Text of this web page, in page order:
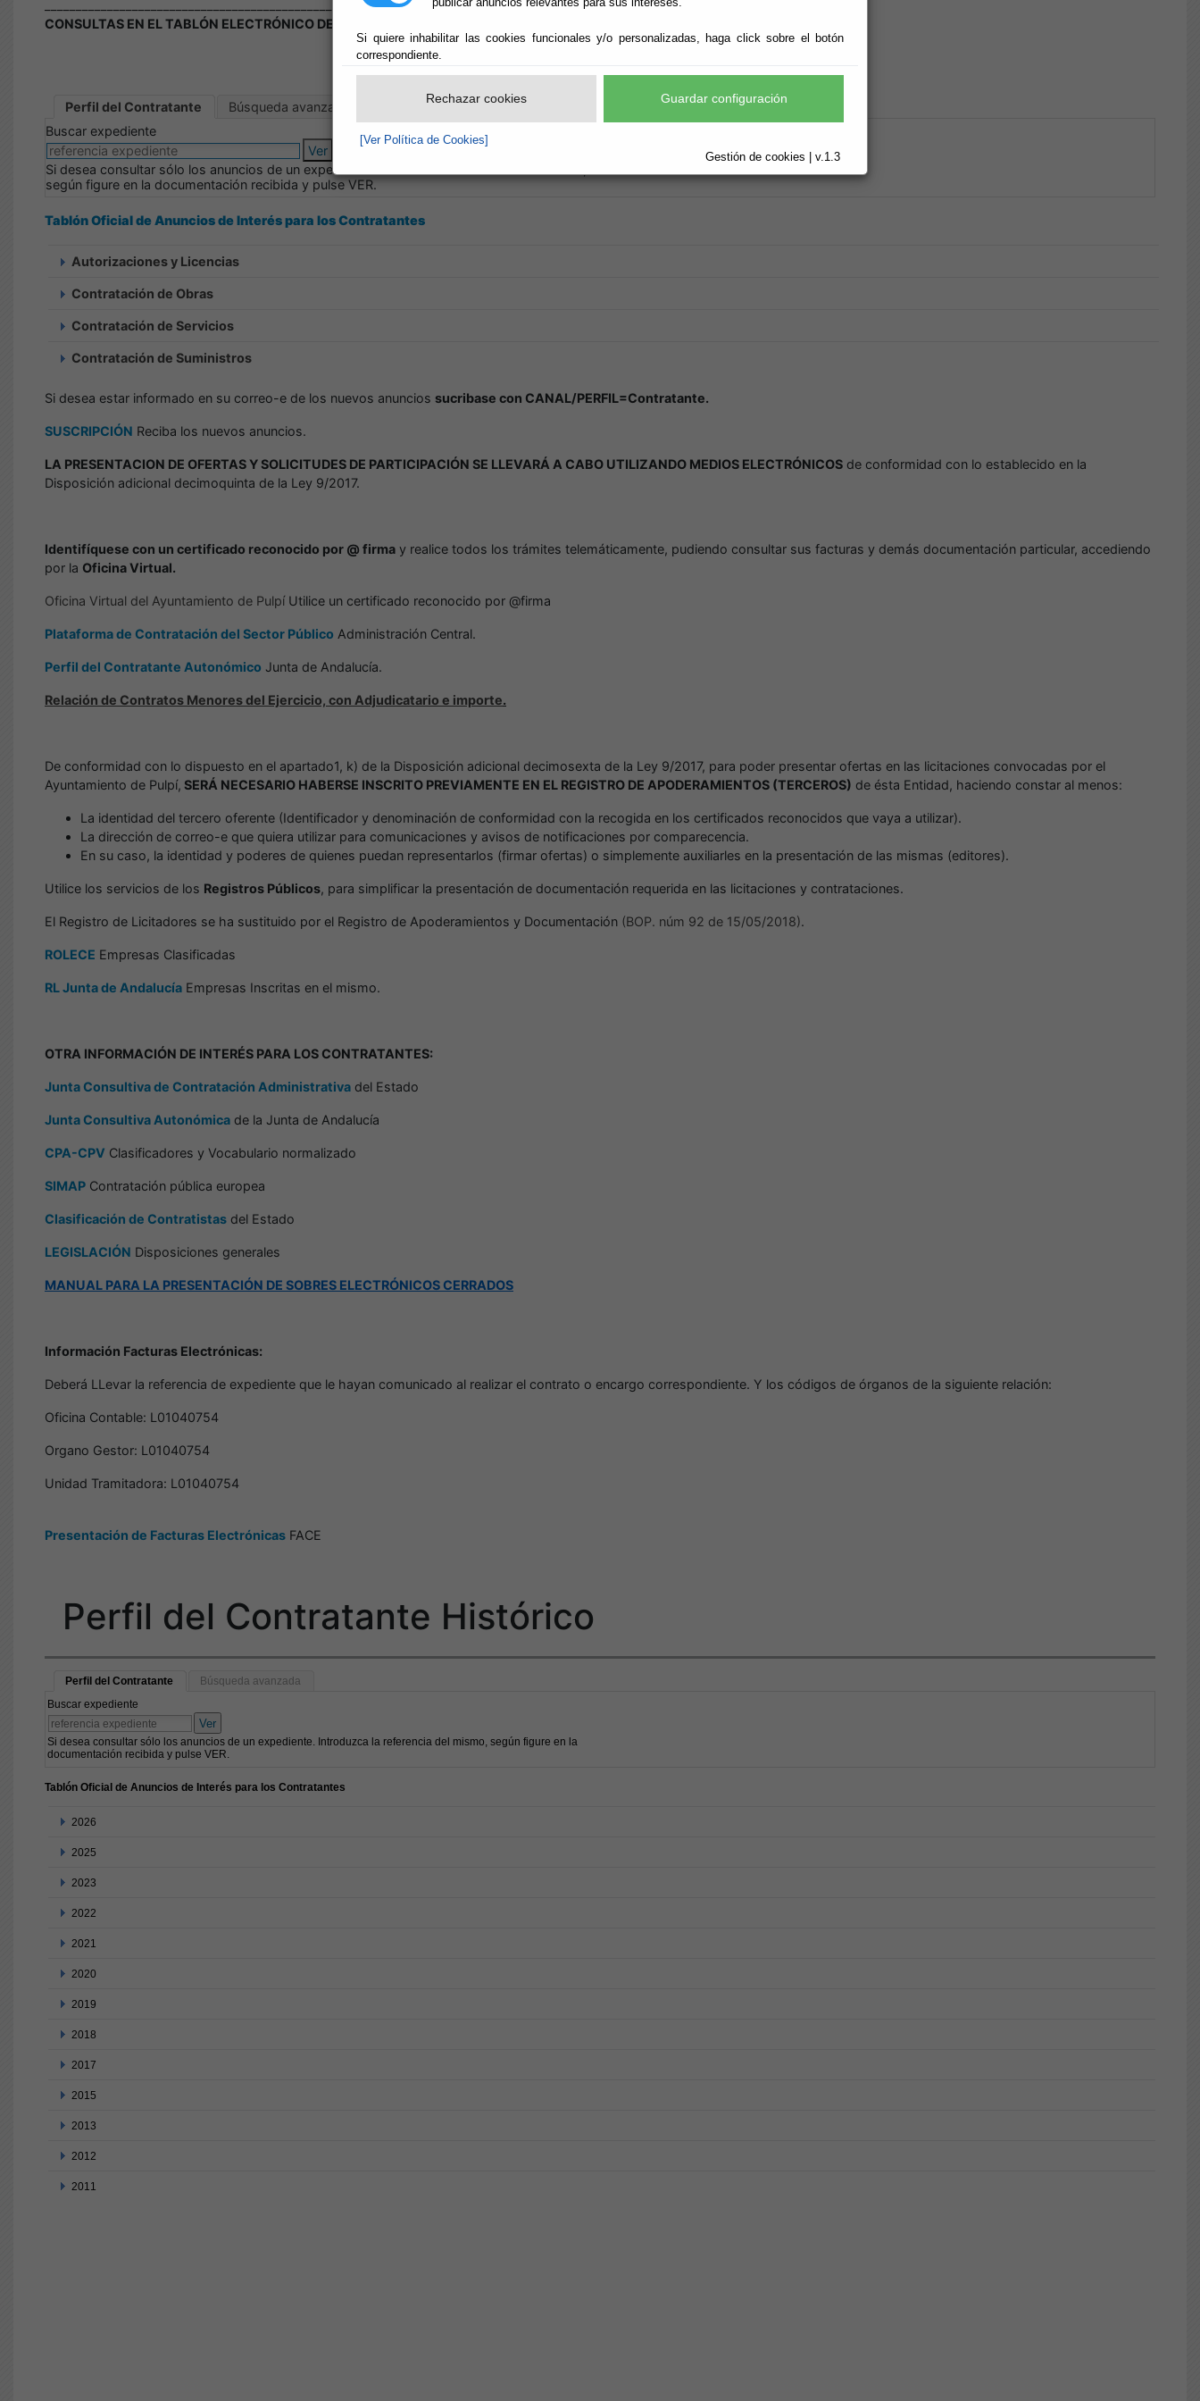
Si quiere inhabilitar las cookies funcionales y/o personalizadas, haga click sobre el botón
correspondiente.
Rechazar cookies Guardar configuración
[Ver Política de Cookies]
Gestión de cookies | v.1.3
__________________________________________________________________
CONSULTAS EN EL TABLÓN ELECTRÓNICO DEL AYUNTAMIENTO DE PULPÍ
Perfil del Contratante
Búsqueda avanzada
Buscar expediente
Ver
Si desea consultar sólo los anuncios de un expediente. Introduzca la referencia del mismo,
según figure en la documentación recibida y pulse VER.
Tablón Oficial de Anuncios de Interés para los Contratantes
Autorizaciones y Licencias
Contratación de Obras
Contratación de Servicios
Contratación de Suministros
Si desea estar informado en su correo-e de los nuevos anuncios sucribase con CANAL/PERFIL=Contratante.
SUSCRIPCIÓN Reciba los nuevos anuncios.
LA PRESENTACION DE OFERTAS Y SOLICITUDES DE PARTICIPACIÓN SE LLEVARÁ A CABO UTILIZANDO MEDIOS ELECTRÓNICOS de conformidad con lo establecido en la
Disposición adicional decimoquinta de la Ley 9/2017.
Identifíquese con un certificado reconocido por @ firma y realice todos los trámites telemáticamente, pudiendo consultar sus facturas y demás documentación particular, accediendo
por la Oficina Virtual.
Oficina Virtual del Ayuntamiento de Pulpí Utilice un certificado reconocido por @firma
Plataforma de Contratación del Sector Público Administración Central.
Perfil del Contratante Autonómico Junta de Andalucía.
Relación de Contratos Menores del Ejercicio, con Adjudicatario e importe.
De conformidad con lo dispuesto en el apartado1, k) de la Disposición adicional decimosexta de la Ley 9/2017, para poder presentar ofertas en las licitaciones convocadas por el
Ayuntamiento de Pulpí, SERÁ NECESARIO HABERSE INSCRITO PREVIAMENTE EN EL REGISTRO DE APODERAMIENTOS (TERCEROS) de ésta Entidad, haciendo constar al menos:
La identidad del tercero oferente (Identificador y denominación de conformidad con la recogida en los certificados reconocidos que vaya a utilizar).
La dirección de correo-e que quiera utilizar para comunicaciones y avisos de notificaciones por comparecencia.
En su caso, la identidad y poderes de quienes puedan representarlos (firmar ofertas) o simplemente auxiliarles en la presentación de las mismas (editores).
Utilice los servicios de los Registros Públicos, para simplificar la presentación de documentación requerida en las licitaciones y contrataciones.
El Registro de Licitadores se ha sustituido por el Registro de Apoderamientos y Documentación (BOP. núm 92 de 15/05/2018).
ROLECE Empresas Clasificadas
RL Junta de Andalucía Empresas Inscritas en el mismo.
OTRA INFORMACIÓN DE INTERÉS PARA LOS CONTRATANTES:
Junta Consultiva de Contratación Administrativa del Estado
Junta Consultiva Autonómica de la Junta de Andalucía
CPA-CPV Clasificadores y Vocabulario normalizado
SIMAP Contratación pública europea
Clasificación de Contratistas del Estado
LEGISLACIÓN Disposiciones generales
MANUAL PARA LA PRESENTACIÓN DE SOBRES ELECTRÓNICOS CERRADOS
Información Facturas Electrónicas:
Deberá LLevar la referencia de expediente que le hayan comunicado al realizar el contrato o encargo correspondiente. Y los códigos de órganos de la siguiente relación:
Oficina Contable: L01040754
Organo Gestor: L01040754
Unidad Tramitadora: L01040754
Presentación de Facturas Electrónicas FACE
Perfil del Contratante Histórico